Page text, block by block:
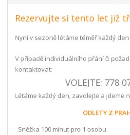
Rezervujte si tento let již
Nyní v sezoně létáme téměř každý
V případě individuálního přání či
kontaktovat:
VOLEJTE: 778
Létáme každý den, zavolejte a jdeme
ODLETY Z
Sněžka 100 minut pro 1 osobu